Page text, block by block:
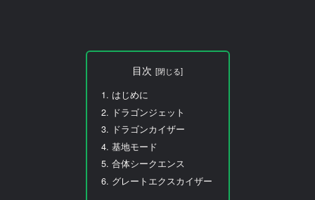
目次
はじめに
ドラゴンジェット
ドラゴンカイザー
基地モード
合体シークエンス
グレートエクスカイザー